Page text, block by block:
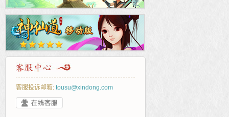
客服投诉邮箱: tousu@xindong.com